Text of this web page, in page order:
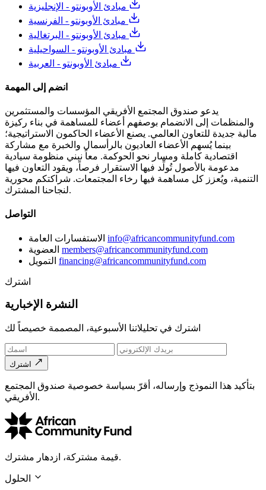
مبادئ الأوبونتو - الإنجليزية
مبادئ الأوبونتو - الفرنسية
مبادئ الأوبونتو - البرتغالية
مبادئ الأوبونتو - السواحيلية
مبادئ الأوبونتو - العربية
انضم إلى المهمة
يدعو صندوق المجتمع الأفريقي المؤسسات والمستثمرين
والمنظمات إلى الانضمام بوصفهم أعضاء للمساهمة في بناء ركيزة
مالية جديدة للتعاون العالمي. يصنع الأعضاء الحاكمون الاستراتيجية؛
بينما يُسهم الأعضاء العاديون بالرأسمال والخبرة مع مشاركة
اقتصادية كاملة ومسار نحو الحوكمة. معاً نبني منظومة سيادية
مدعومة بالأصول تُولِّد فيها الاستقرار فرصاً، ويقود التعاون فيها
التنمية، ويُعزز كل مساهمة فيها رخاء المجتمعات. شراكتكم محورية
لنجاحنا المشترك.
التواصل
الاستفسارات العامة info@africancommunityfund.com
العضوية members@africancommunityfund.com
التمويل financing@africancommunityfund.com
اشترك
النشرة الإخبارية
اشترك في تحليلاتنا الأسبوعية، المصممة خصيصاً لك
اشترك
بتأكيد هذا النموذج وإرساله، أقرّ بسياسة خصوصية صندوق المجتمع
الأفريقي.
قيمة مشتركة، ازدهار مشترك.
الحلول